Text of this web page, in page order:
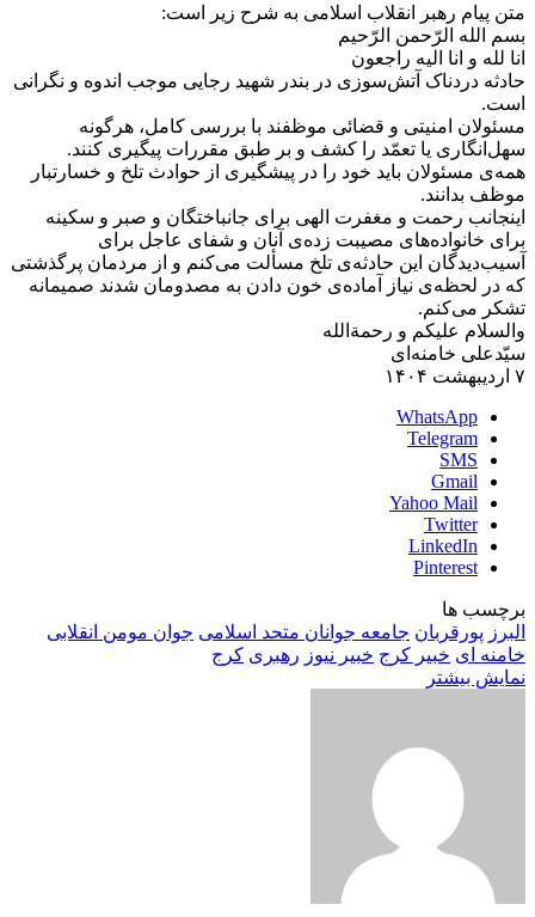
متن پیام رهبر انقلاب اسلامی به شرح زیر است:
بسم الله الرّحمن الرّحیم
انا لله و انا الیه راجعون
حادثه دردناک آتش‌سوزی در بندر شهید رجایی موجب اندوه و نگرانی
است.
مسئولان امنیتی و قضائی موظفند با بررسی کامل، هرگونه
سهل‌انگاری یا تعمّد را کشف و بر طبق مقررات پیگیری کنند.
همه‌ی مسئولان باید خود را در پیشگیری از حوادث تلخ و خسارتبار
موظف بدانند.
اینجانب رحمت و مغفرت الهی برای جانباختگان و صبر و سکینه
برای خانواده‌های مصیبت زده‌ی آنان و شفای عاجل برای
آسیب‌دیدگان این حادثه‌ی تلخ مسألت می‌کنم و از مردمان پرگذشتی
که در لحظه‌ی نیاز آماده‌ی خون دادن به مصدومان شدند صمیمانه
تشکر می‌کنم.
والسلام علیکم و رحمةالله
سیّدعلی خامنه‌ای
۷ اردیبهشت ۱۴۰۴
WhatsApp
Telegram
SMS
Gmail
Yahoo Mail
Twitter
LinkedIn
Pinterest
برچسب ها
البرز پورقربان جامعه جوانان متحد اسلامی جوان مومن انقلابی
خامنه ای خبیر کرج خبیر نیوز رهبری کرج
نمایش بیشتر